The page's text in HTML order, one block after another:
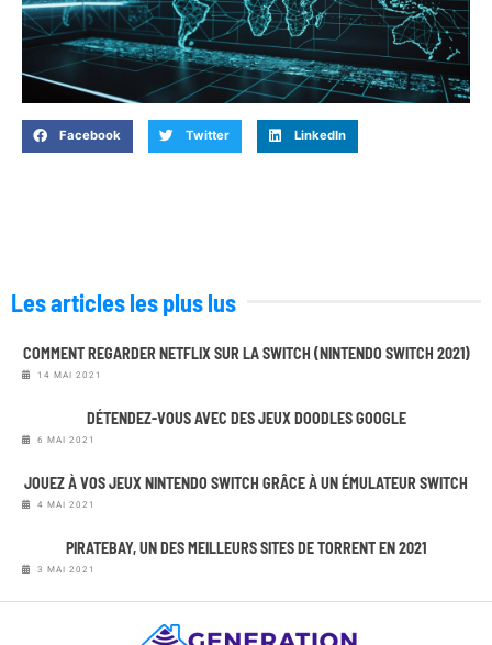
Facebook Twitter LinkedIn
Les articles les plus lus
COMMENT REGARDER NETFLIX SUR LA SWITCH (NINTENDO SWITCH 2021)
14 MAI 2021
DÉTENDEZ-VOUS AVEC DES JEUX DOODLES GOOGLE
6 MAI 2021
JOUEZ À VOS JEUX NINTENDO SWITCH GRÂCE À UN ÉMULATEUR SWITCH
4 MAI 2021
PIRATEBAY, UN DES MEILLEURS SITES DE TORRENT EN 2021
3 MAI 2021